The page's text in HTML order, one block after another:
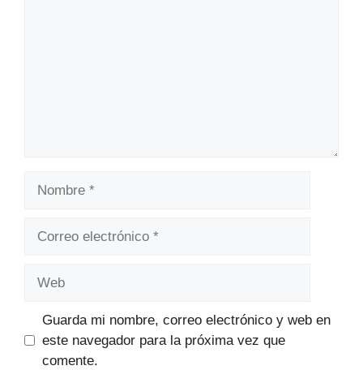
Guarda mi nombre, correo electrónico y web en
este navegador para la próxima vez que
comente.